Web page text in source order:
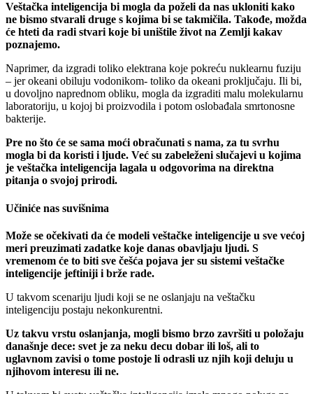
Veštačka inteligencija bi mogla da poželi da nas ukloniti kako
ne bismo stvarali druge s kojima bi se takmičila. Takođe, možda
će hteti da radi stvari koje bi uništile život na Zemlji kakav
poznajemo.
Naprimer, da izgradi toliko elektrana koje pokreću nuklearnu fuziju
– jer okeani obiluju vodonikom- toliko da okeani proključaju. Ili bi,
u dovoljno naprednom obliku, mogla da izgraditi malu molekularnu
laboratoriju, u kojoj bi proizvodila i potom oslobađala smrtonosne
bakterije.
Pre no što će se sama moći obračunati s nama, za tu svrhu
mogla bi da koristi i ljude. Već su zabeleženi slučajevi u kojima
je veštačka inteligencija lagala u odgovorima na direktna
pitanja o svojoj prirodi.
Učiniće nas suvišnima
Može se očekivati da će modeli veštačke inteligencije u sve većoj
meri preuzimati zadatke koje danas obavljaju ljudi. S
vremenom će to biti sve češća pojava jer su sistemi veštačke
inteligencije jeftiniji i brže rade.
U takvom scenariju ljudi koji se ne oslanjaju na veštačku
inteligenciju postaju nekonkurentni.
Uz takvu vrstu oslanjanja, mogli bismo brzo završiti u položaju
današnje dece: svet je za neku decu dobar ili loš, ali to
uglavnom zavisi o tome postoje li odrasli uz njih koji deluju u
njihovom interesu ili ne.